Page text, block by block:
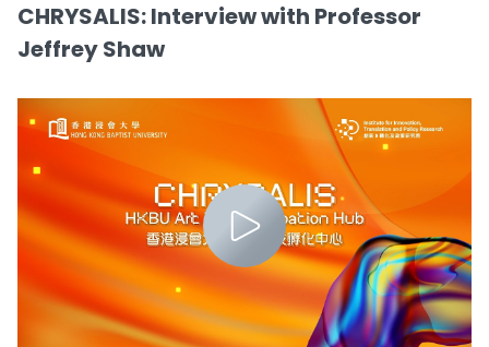
CHRYSALIS: Interview with Professor
Jeffrey Shaw